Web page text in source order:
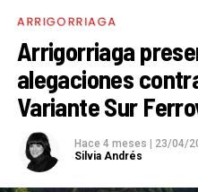
Tratamiento de Agua
infraestructuras clave
donde los asistentes
funcionamiento.
ARRIGORRIAGA
Arrigorriaga
alegaciones
Variante Sur
Hace 4 meses | 23/04/
Silvia Andrés